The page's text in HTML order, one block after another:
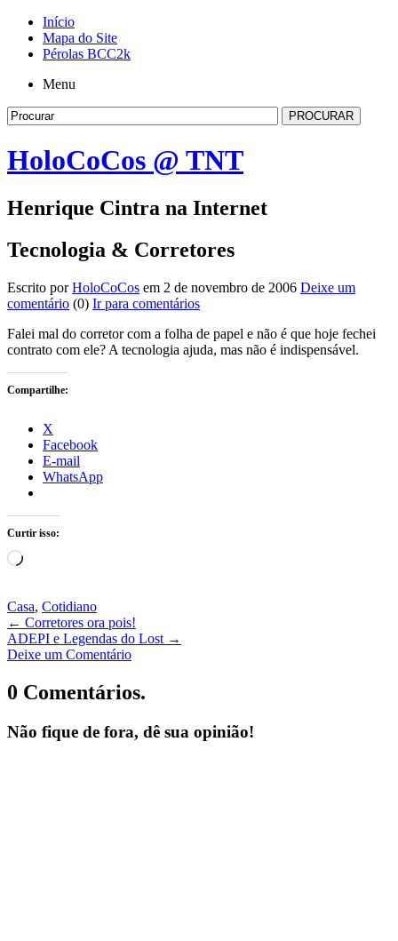
Início
Mapa do Site
Pérolas BCC2k
Menu
HoloCoCos @ TNT
Henrique Cintra na Internet
Tecnologia & Corretores
Escrito porHoloCoCos em 2 de novembro de 2006 Deixe um
comentário (0) Ir para comentários
Falei mal do corretor com a folha de papel e não é que hoje fechei
contrato com ele? A tecnologia ajuda, mas não é indispensável.
Compartilhe:
X
Facebook
E-mail
WhatsApp
Curtir isso:
Carregando...
Casa, Cotidiano
← Corretores ora pois!
ADEPI e Legendas do Lost →
Deixe um Comentário
0 Comentários.
Não fique de fora, dê sua opinião!